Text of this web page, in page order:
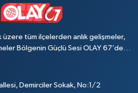
tüm ilçelerden anlık gelişmeler,
Bölgenin Güçlü Sesi OLAY 67’de…
Demirciler Sokak, No:1/2